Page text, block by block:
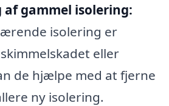
gammel isolering:
isolering er
eller
de hjælpe med at fjerne
ny isolering.